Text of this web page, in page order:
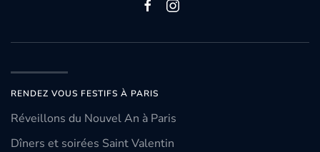
RENDEZ VOUS FESTIFS À PARIS
Réveillons du Nouvel An à Paris
Dîners et soirées Saint Valentin